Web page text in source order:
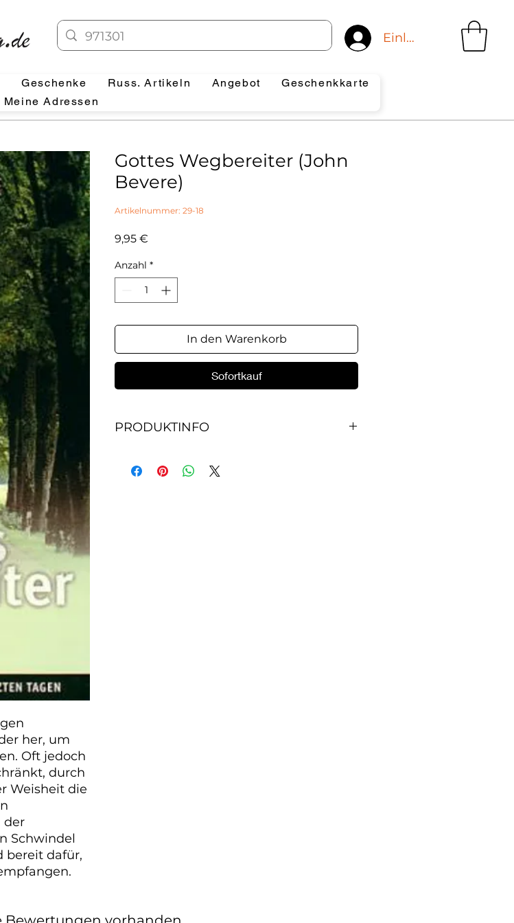
Einloggen
Geschenke Russ. Artikeln Angebot
Geschenkkarte
Meine Adressen
her, um
Oft jedoch
durch
Weisheit die
der
Schwindel
bereit dafür,
Gottes Wegbereiter (John
Bevere)
Artikelnummer: 29-18
9,95 €
Anzahl *
In den Warenkorb
Sofortkauf
PRODUKTINFO
stellt den prophetischen Dienst wieder her, um